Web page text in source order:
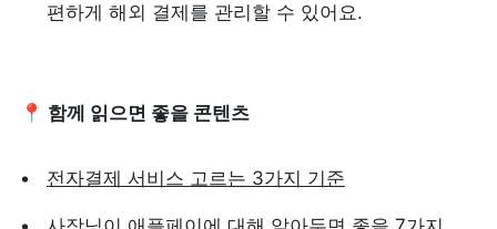
편하게 해외 결제를 관리할 수 있어요.
📍 함께 읽으면 좋을 콘텐츠
전자결제 서비스 고르는 3가지 기준